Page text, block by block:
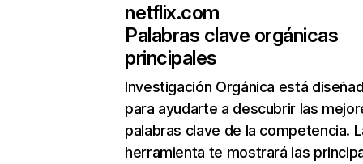
netflix.com
Palabras clave orgánicas
principales
Investigación Orgánica está
para ayudarte a descubrir las
palabras clave de la competencia.
herramienta te mostrará las